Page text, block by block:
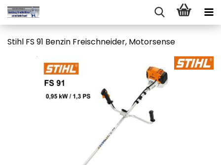
Stihl FS 91 Ben­zin Frei­schnei­der, Mo­tor­sen­se